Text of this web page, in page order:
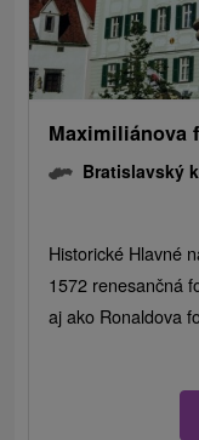
Maximiliánova
Bratislavský
Historické Hlavné
1572 renesančná
aj ako Ronaldova